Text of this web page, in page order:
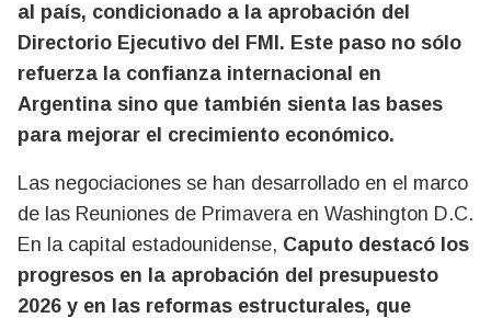
al país, condicionado a la aprobación del
Directorio Ejecutivo del FMI. Este paso no sólo
refuerza la confianza internacional en
Argentina sino que también sienta las bases
para mejorar el crecimiento económico.
Las negociaciones se han desarrollado en el marco
de las Reuniones de Primavera en Washington D.C.
En la capital estadounidense, Caputo destacó los
progresos en la aprobación del presupuesto
2026 y en las reformas estructurales, que